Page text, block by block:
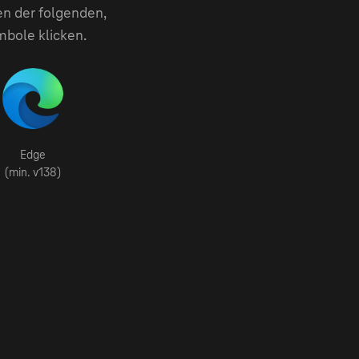
der folgenden,
klicken.
Edge
(min. v138)